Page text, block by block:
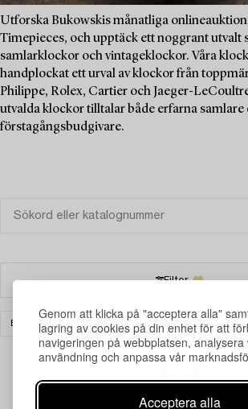
Genom att klicka på "acceptera alla"
lagring av cookies på din enhet för att
navigeringen på webbplatsen,
användning och anpassa vår
Acceptera alla
Utforska Bukowskis månatliga
Timepieces, och upptäck ett noggrant utvalt
samlarklockor och vintageklockor. Våra
handplockat ett urval av klockor från
Philippe, Rolex, Cartier och Jaeger-
utvalda klockor tilltalar både erfarna samlare
förstagångsbudgivare.
Filter
BÖCKER & HANDSKRIFTER RENSA ALLA
Din sökning gav ingen träff